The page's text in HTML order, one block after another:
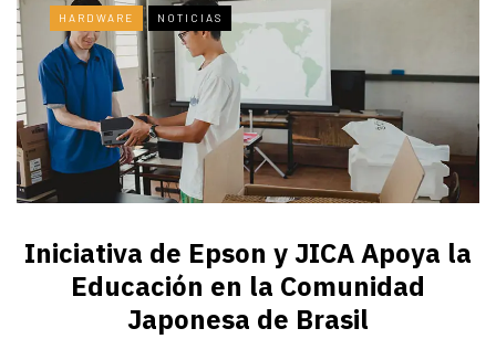
HARDWARE NOTICIAS
Iniciativa de Epson y JICA Apoya la
Educación en la Comunidad
Japonesa de Brasil